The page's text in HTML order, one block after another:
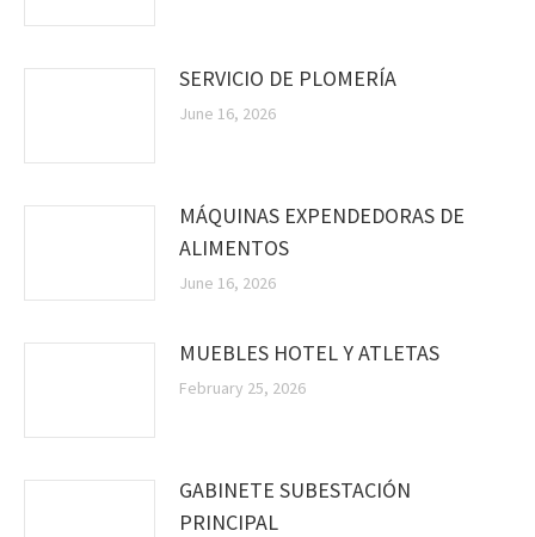
SERVICIO DE PLOMERÍA
June 16, 2026
MÁQUINAS EXPENDEDORAS DE
ALIMENTOS
June 16, 2026
MUEBLES HOTEL Y ATLETAS
February 25, 2026
GABINETE SUBESTACIÓN
PRINCIPAL